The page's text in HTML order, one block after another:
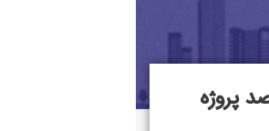
از ۹۰ درصد پروژه